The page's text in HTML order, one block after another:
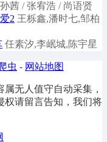
茜 / 张宥浩 / 尚语贤
2 王栎鑫,潘时七,邹柏
任素汐,李岷城,陈宇星
虫 - 网站地图
无人值守自动采集，
权请留言告知，我们将